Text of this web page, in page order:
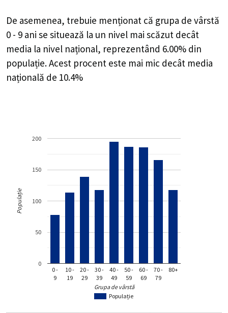
De asemenea, trebuie menționat că grupa de vârstă
0 - 9 ani se situează la un nivel mai scăzut decât
media la nivel național, reprezentând 6.00% din
populație. Acest procent este mai mic decât media
națională de 10.4%
Populație
0 -
9
10 -
19
20 -
29
30 -
39
40 -
49
50 -
59
60 -
69
70 -
79
80+
0
50
100
150
200
Grupa de vârstă
Populație